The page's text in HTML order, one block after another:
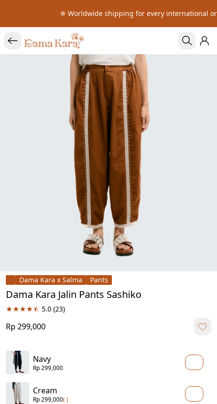
❈ Worldwide shipping for every international
Dama Kara x Salma Pants
Dama Kara Jalin Pants Sashiko
5.0 (23)
Rp 299,000
Navy
Rp 299,000
Cream
Rp 299,000( )